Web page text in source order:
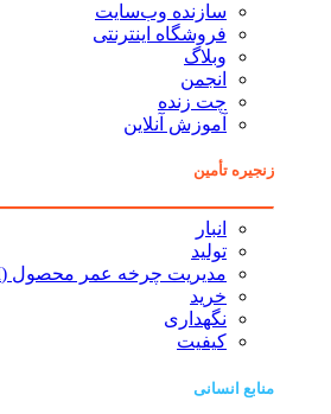
سازنده وب‌سایت
فروشگاه اینترنتی
وبلاگ
انجمن
چت زنده
آموزش آنلاین
زنجیره تأمین
انبار
تولید
مدیریت چرخه عمر محصول (PLM)
خرید
نگهداری
کیفیت
منابع انسانی